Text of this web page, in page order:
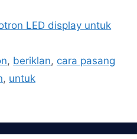
LED display untuk
, beriklan, cara pasang
, untuk